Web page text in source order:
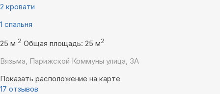
2 кровати
1 спальня
25 м 2 Общая площадь: 25 м2
Вязьма, Парижской Коммуны улица, 3А
Показать расположение на карте
17 отзывов